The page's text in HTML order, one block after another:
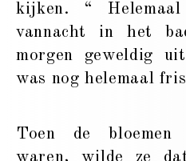
kijken. “
vannacht in het
morgen geweldig
was nog helemaal
Toen de bloemen
waren, wilde ze